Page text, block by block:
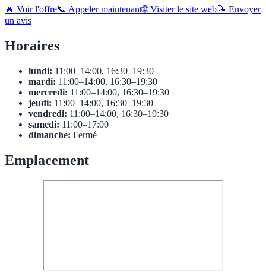
🔥 Voir l'offre📞 Appeler maintenant🌐 Visiter le site web📝 Envoyer
un avis
Horaires
lundi: 11:00–14:00, 16:30–19:30
mardi: 11:00–14:00, 16:30–19:30
mercredi: 11:00–14:00, 16:30–19:30
jeudi: 11:00–14:00, 16:30–19:30
vendredi: 11:00–14:00, 16:30–19:30
samedi: 11:00–17:00
dimanche: Fermé
Emplacement